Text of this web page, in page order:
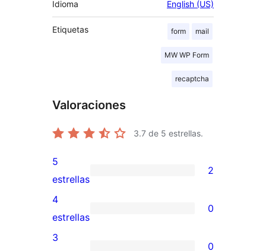
Idioma English (US)
Etiquetas form mail
MW WP Form
recaptcha
Valoraciones
3.7 de 5 estrellas.
2
valoraciones
de
5
5
estrellas
2
0
valoraciones
4
estrellas
0
3
0